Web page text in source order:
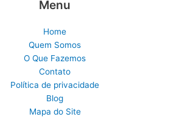
Menu
Home
Quem Somos
O Que Fazemos
Contato
Política de privacidade
Blog
Mapa do Site